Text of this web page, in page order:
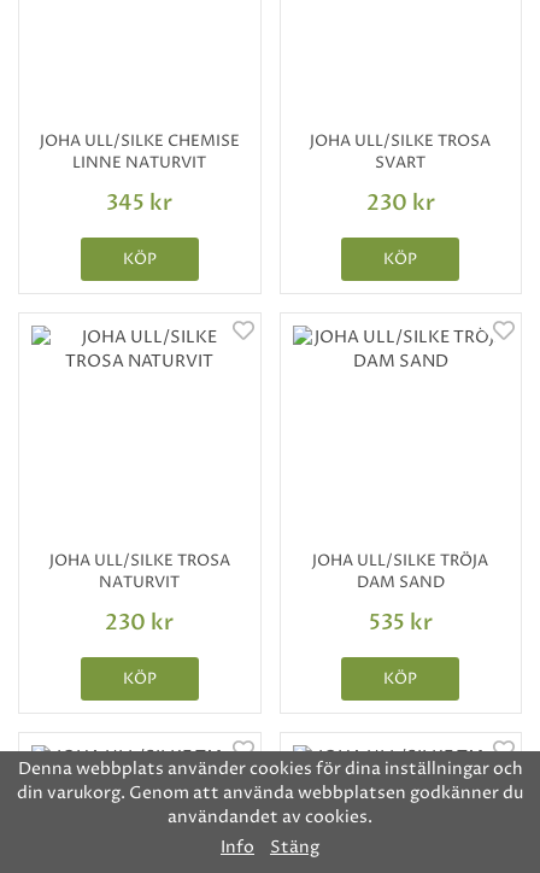
JOHA ULL/SILKE CHEMISE
LINNE NATURVIT
345 kr
KÖP
JOHA ULL/SILKE TROSA
SVART
230 kr
KÖP
JOHA ULL/SILKE TROSA
NATURVIT
230 kr
KÖP
JOHA ULL/SILKE TRÖJA
DAM SAND
535 kr
KÖP
Denna webbplats använder cookies för dina inställningar och
din varukorg. Genom att använda webbplatsen godkänner du
användandet av cookies.
Info
Stäng